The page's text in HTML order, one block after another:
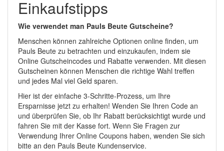
Einkaufstipps
Wie verwendet man Pauls Beute Gutscheine?
Menschen können zahlreiche Optionen online finden, um
Pauls Beute zu betrachten und einzukaufen, indem sie
Online Gutscheincodes und Rabatte verwenden. Mit diesen
Gutscheinen können Menschen die richtige Wahl treffen
und jedes Mal viel Geld sparen.
Hier ist der einfache 3-Schritte-Prozess, um Ihre
Ersparnisse jetzt zu erhalten! Wenden Sie Ihren Code an
und überprüfen Sie, ob Ihr Rabatt berücksichtigt wurde und
fahren Sie mit der Kasse fort. Wenn Sie Fragen zur
Verwendung Ihrer Online Coupons haben, wenden Sie sich
bitte an den Pauls Beute Kundenservice.